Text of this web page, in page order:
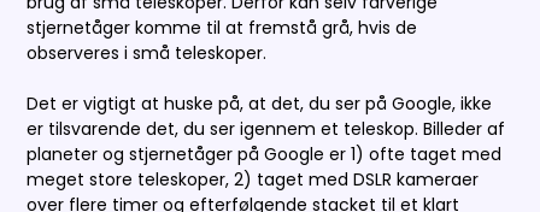
stjernetåger komme til at fremstå grå, hvis de
observeres i små teleskoper.
Det er vigtigt at huske på, at det, du ser på Google, ikke
er tilsvarende det, du ser igennem et teleskop. Billeder af
planeter og stjernetåger på Google er 1) ofte taget med
meget store teleskoper, 2) taget med DSLR kameraer
over flere timer og efterfølgende stacket til et klart